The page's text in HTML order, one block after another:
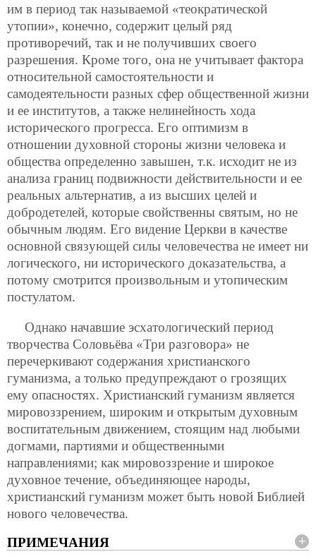
им в период так называемой «теократической
утопии», конечно, содержит целый ряд
противоречий, так и не получивших своего
разрешения. Кроме того, она не учитывает фактора
относительной самостоятельности и
самодеятельности разных сфер общественной жизни
и ее институтов, а также нелинейность хода
исторического прогресса. Его оптимизм в
отношении духовной стороны жизни человека и
общества определенно завышен, т.к. исходит не из
анализа границ подвижности действительности и ее
реальных альтернатив, а из высших целей и
добродетелей, которые свойственны святым, но не
обычным людям. Его видение Церкви в качестве
основной связующей силы человечества не имеет ни
логического, ни исторического доказательства, а
потому смотрится произвольным и утопическим
постулатом.
Однако начавшие эсхатологический период
творчества Соловьёва «Три разговора» не
перечеркивают содержания христианского
гуманизма, а только предупреждают о грозящих
ему опасностях. Христианский гуманизм является
мировоззрением, широким и открытым духовным
воспитательным движением, стоящим над любыми
догмами, партиями и общественными
направлениями; как мировоззрение и широкое
духовное течение, объединяющее народы,
христианский гуманизм может быть новой Библией
нового человечества.
ПРИМЕЧАНИЯ